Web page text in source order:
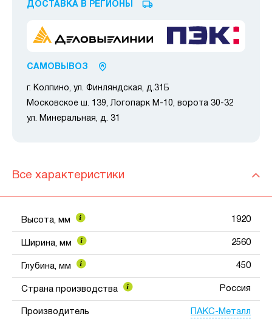
ДОСТАВКА В РЕГИОНЫ
САМОВЫВОЗ
г. Колпино, ул. Финляндская, д.31Б
Московское ш. 139, Логопарк М-10, ворота 30-32
ул. Минеральная, д. 31
Все характеристики
Высота, мм 1920
Ширина, мм 2560
Глубина, мм 450
Страна производства Россия
Производитель ПАКС-Металл